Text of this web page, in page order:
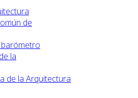
de
barómetro
la
de la Arquitectura